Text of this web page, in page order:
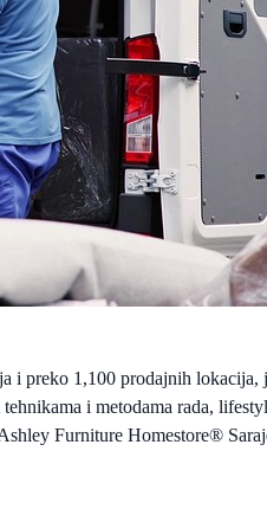
i preko 1,100 prodajnih
i metodama rada,
Furniture Homestore®